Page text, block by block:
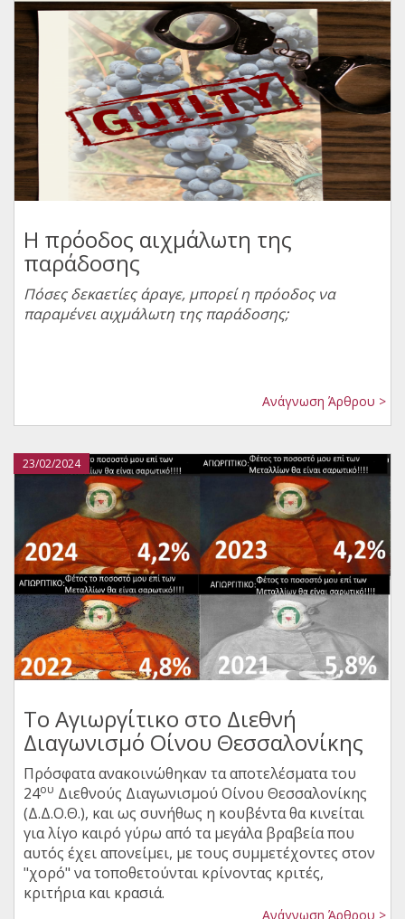
Η πρόοδος αιχμάλωτη της
παράδοσης
Πόσες δεκαετίες άραγε, μπορεί η πρόοδος να
παραμένει αιχμάλωτη της παράδοσης;
Ανάγνωση Άρθρου >
23/02/2024
Το Αγιωργίτικο στο Διεθνή
Διαγωνισμό Οίνου Θεσσαλονίκης
Πρόσφατα ανακοινώθηκαν τα αποτελέσματα του
24ου Διεθνούς Διαγωνισμού Οίνου Θεσσαλονίκης
(Δ.Δ.Ο.Θ.), και ως συνήθως η κουβέντα θα κινείται
για λίγο καιρό γύρω από τα μεγάλα βραβεία που
αυτός έχει απονείμει, με τους συμμετέχοντες στον
"χορό" να τοποθετούνται κρίνοντας κριτές,
κριτήρια και κρασιά.
Ανάγνωση Άρθρου >